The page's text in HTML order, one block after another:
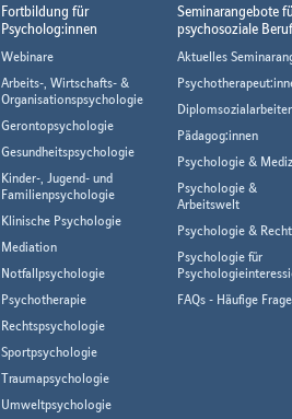
Fortbildung für
Psycholog:innen
Webinare
Arbeits-, Wirtschafts- &
Organisationspsychologie
Gerontopsychologie
Gesundheitspsychologie
Kinder-, Jugend- und
Familienpsychologie
Klinische Psychologie
Mediation
Notfallpsychologie
Psychotherapie
Rechtspsychologie
Sportpsychologie
Traumapsychologie
Umweltpsychologie
Seminarangebote
psychosoziale
Aktuelles
Pädagog:innen
Psychologie &
Psychologie &
Arbeitswelt
Psychologie & Recht
Psychologie für
FAQs - Häufige